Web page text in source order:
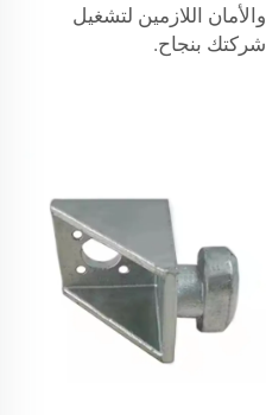
والأمان اللازمين لتشغيل
شركتك بنجاح.